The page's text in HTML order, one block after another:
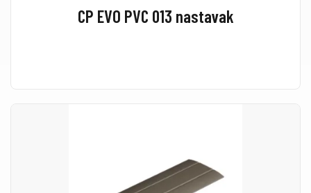
CP EVO PVC 013 nastavak